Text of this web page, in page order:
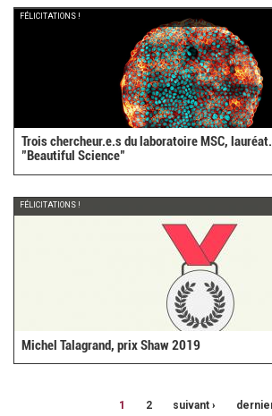
FÉLICITATIONS !
Trois chercheur.e.s du laboratoire MSC,
"Beautiful Science"
FÉLICITATIONS !
Michel Talagrand, prix Shaw 2019
1 2 suivant ›